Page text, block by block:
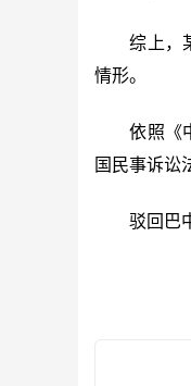
综上，某
情形。
依照《中
国民事诉讼
驳回巴中